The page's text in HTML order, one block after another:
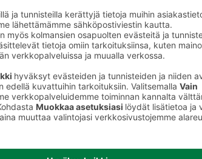
Valmiit ateriat ja aterian osat